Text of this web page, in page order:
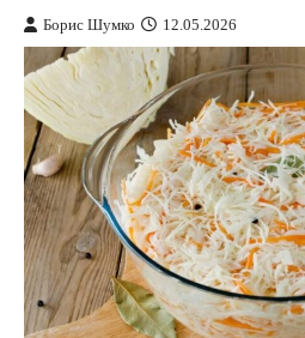
Борис Шумко 12.05.2026